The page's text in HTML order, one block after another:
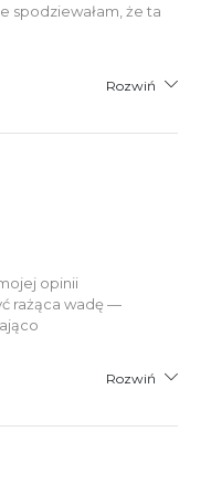
spodziewałam, że ta
Rozwiń
opinii
rażąca wadę —
Rozwiń